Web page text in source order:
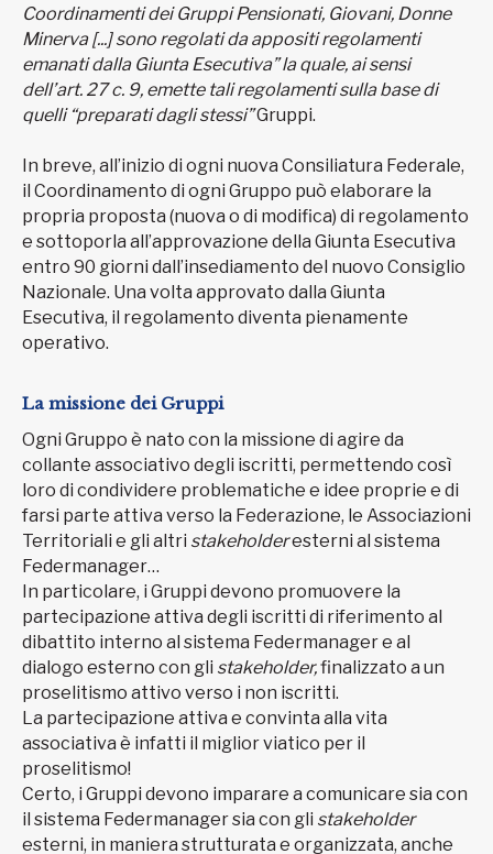
Coordinamenti dei Gruppi Pensionati, Giovani, Donne
Minerva [...] sono regolati da appositi regolamenti
emanati dalla Giunta Esecutiva” la quale, ai sensi
dell’art. 27 c. 9, emette tali regolamenti sulla base di
quelli “preparati dagli stessi”Gruppi.
In breve, all’inizio di ogni nuova Consiliatura Federale,
il Coordinamento di ogni Gruppo può elaborare la
propria proposta (nuova o di modifica) di regolamento
e sottoporla all’approvazione della Giunta Esecutiva
entro 90 giorni dall’insediamento del nuovo Consiglio
Nazionale. Una volta approvato dalla Giunta
Esecutiva, il regolamento diventa pienamente
operativo.
La missione dei Gruppi
Ogni Gruppo è nato con la missione di agire da
collante associativo degli iscritti, permettendo così
loro di condividere problematiche e idee proprie e di
farsi parte attiva verso la Federazione, le Associazioni
Territoriali e gli altri stakeholderesterni al sistema
Federmanager…
In particolare, i Gruppi devono promuovere la
partecipazione attiva degli iscritti di riferimento al
dibattito interno al sistema Federmanager e al
dialogo esterno con gli stakeholder,finalizzato a un
proselitismo attivo verso i non iscritti.
La partecipazione attiva e convinta alla vita
associativa è infatti il miglior viatico per il
proselitismo!
Certo, i Gruppi devono imparare a comunicare sia con
il sistema Federmanager sia con gli stakeholder
esterni, in maniera strutturata e organizzata, anche